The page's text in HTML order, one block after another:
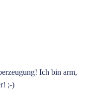
Ich bin arm,
;-)